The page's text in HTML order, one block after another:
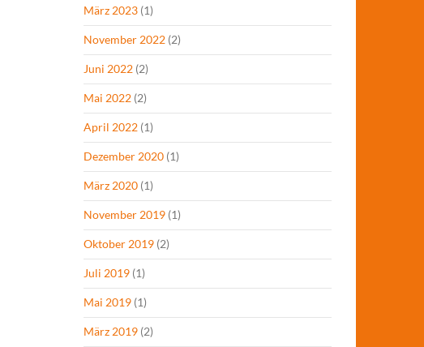
März 2023 (1)
November 2022 (2)
Juni 2022 (2)
Mai 2022 (2)
April 2022 (1)
Dezember 2020 (1)
März 2020 (1)
November 2019 (1)
Oktober 2019 (2)
Juli 2019 (1)
Mai 2019 (1)
März 2019 (2)